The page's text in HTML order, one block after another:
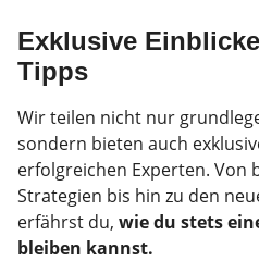
Exklusive
Tipps
Wir teilen nicht nur
sondern bieten auch
erfolgreichen Experten. Von
Strategien bis hin zu den
erfährst du, wie du stets
bleiben kannst.